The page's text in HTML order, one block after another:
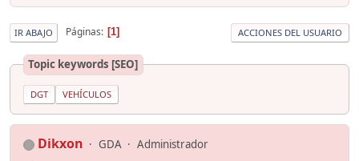
IR ABAJO Páginas 1 ACCIONES DEL USUARIO
Topic keywords [SEO]
DGT VEHÍCULOS
Dikxon GDA Administrador